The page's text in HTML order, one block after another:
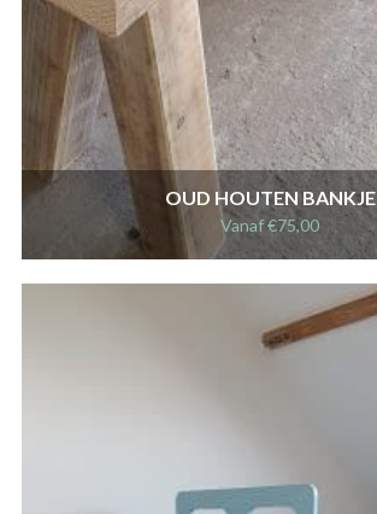
OUD HOUTEN BANKJE
Vanaf€75,00